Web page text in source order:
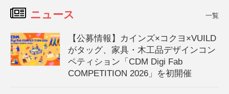
ニュース 一覧
【公募情報】カインズ×コクヨ×VUILD
がタッグ、家具・木工品デザインコン
ペティション「CDM Digi Fab
COMPETITION 2026」を初開催